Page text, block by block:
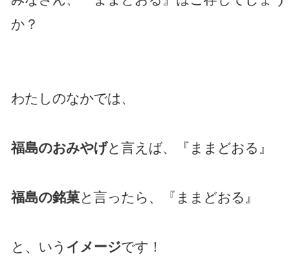
か？
わたしのなかでは、
福島のおみやげと言えば、『ままどおる』
福島の銘菓と言ったら、『ままどおる』
と、いう イメージです！